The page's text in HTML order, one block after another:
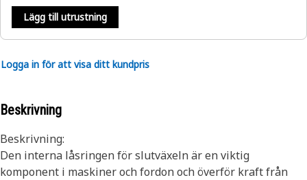
Lägg till utrustning
Logga in för att visa ditt kundpris
Beskrivning
Beskrivning:
Den interna låsringen för slutväxeln är en viktig
komponent i maskiner och fordon och överför kraft från